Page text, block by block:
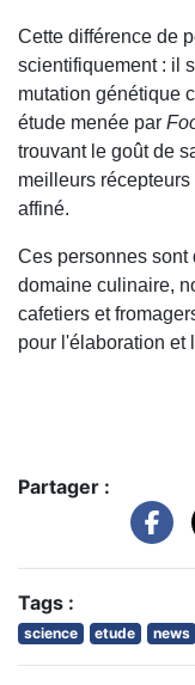
Cette différence de
scientifiquement : il
mutation génétique
étude menée par
trouvant le goût de
meilleurs
affiné.
Ces personnes sont
domaine culinaire,
cafetiers et
pour l'élaboration et
Partager :
Tags :
science etude news